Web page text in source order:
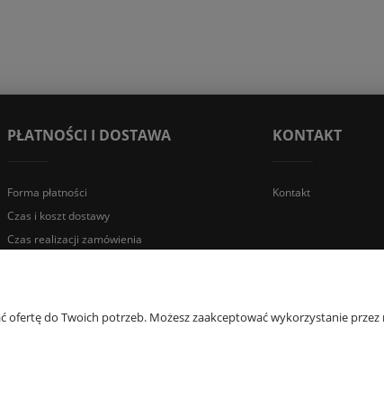
PŁATNOŚCI I DOSTAWA
Forma płatności
Czas i koszt dostawy
Czas realizacji zamówienia
KONTAKT
Kontakt
600 012 164 lub 600 012 159 | TGS Przemysław Stoń | NIP:
do Twoich potrzeb. Możesz zaakceptować wykorzystanie